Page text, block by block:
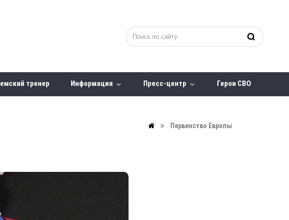
Земский тренер Информация Пресс-центр Герои СВО
Первенство Европы